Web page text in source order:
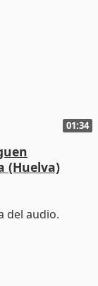
01:34
(Huelva)